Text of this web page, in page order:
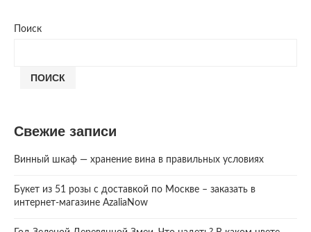
Поиск
ПОИСК
Свежие записи
Винный шкаф — хранение вина в правильных условиях
Букет из 51 розы с доставкой по Москве – заказать в
интернет-магазине AzaliaNow